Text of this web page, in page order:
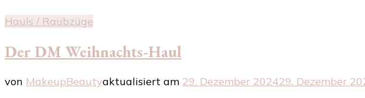
Hauls / Raubzüge
Der DM Weihnachts-Haul
von MakeupBeautyaktualisiert am 29. Dezember 202429. Dezember